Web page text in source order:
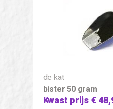
de kat
bister 50 gram
Kwast prijs€